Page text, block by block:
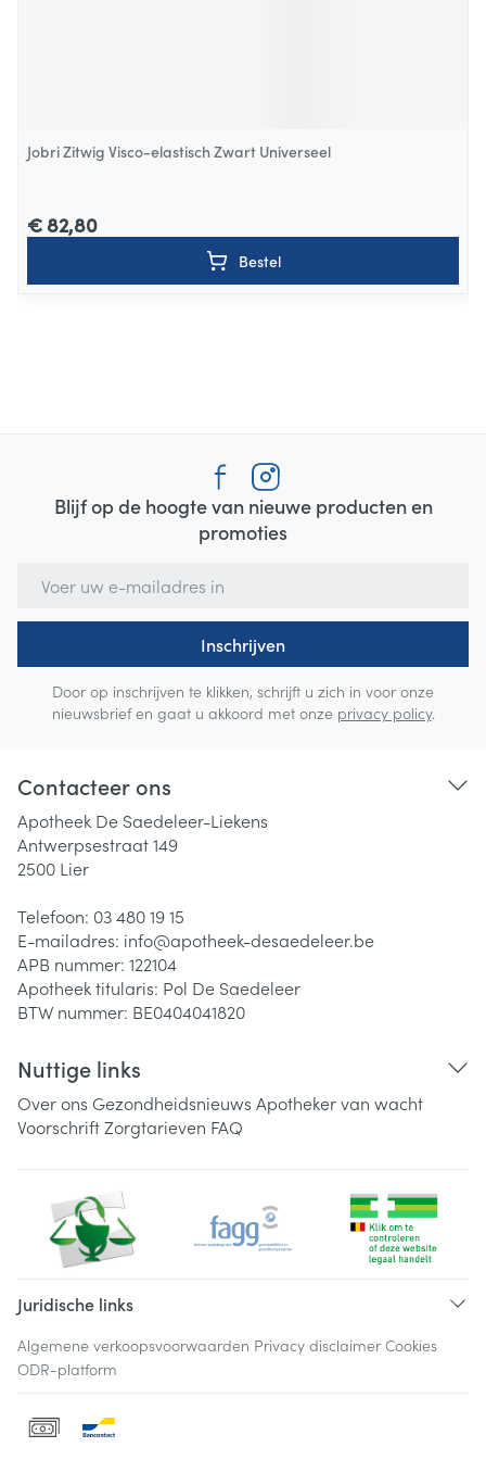
Jobri Zitwig Visco-elastisch Zwart Universeel
€ 82,80
Bestel
Blijf op de hoogte van nieuwe producten en
promoties
Inschrijven
Door op inschrijven te klikken, schrijft u zich in voor onze
nieuwsbrief en gaat u akkoord met onze privacy policy.
Contacteer ons
Apotheek De Saedeleer-Liekens
Antwerpsestraat 149
2500 Lier
Telefoon: 03 480 19 15
E-mailadres: info@apotheek-desaedeleer.be
APB nummer: 122104
Apotheek titularis: Pol De Saedeleer
BTW nummer: BE0404041820
Nuttige links
Over ons Gezondheidsnieuws Apotheker van wacht
VoorschriftZorgtarieven FAQ
Juridische links
Algemene verkoopsvoorwaarden Privacy disclaimer Cookies
ODR-platform